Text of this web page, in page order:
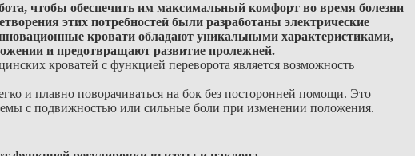
чтобы обеспечить им максимальный комфорт во время болезни
этих потребностей были разработаны электрические
кровати обладают уникальными характеристиками,
и предотвращают развитие пролежней.
кроватей с функцией переворота является возможность
и плавно поворачиваться на бок без посторонней помощи. Это
с подвижностью или сильные боли при изменении положения.